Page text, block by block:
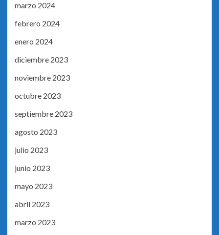
marzo 2024
febrero 2024
enero 2024
diciembre 2023
noviembre 2023
octubre 2023
septiembre 2023
agosto 2023
julio 2023
junio 2023
mayo 2023
abril 2023
marzo 2023